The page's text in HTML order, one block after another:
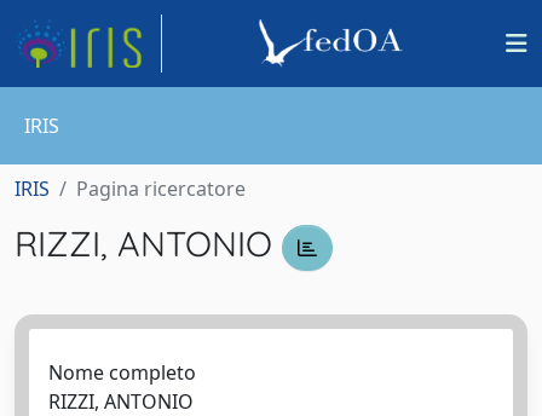
IRIS
IRIS Pagina ricercatore
RIZZI, ANTONIO
Nome completo
RIZZI, ANTONIO